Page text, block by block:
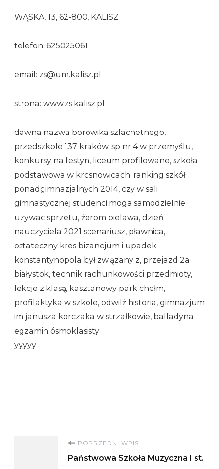
WĄSKA, 13, 62-800, KALISZ
telefon: 625025061
email: zs@um.kalisz.pl
strona: www.zs.kalisz.pl
dawna nazwa borowika szlachetnego,
przedszkole 137 kraków, sp nr 4 w przemyślu,
konkursy na festyn, liceum profilowane, szkoła
podstawowa w krosnowicach, ranking szkół
ponadgimnazjalnych 2014, czy w sali
gimnastycznej studenci moga samodzielnie
uzywac sprzetu, żerom bielawa, dzień
nauczyciela 2021 scenariusz, pławnica,
ostateczny kres bizancjum i upadek
konstantynopola był związany z, przejazd 2a
białystok, technik rachunkowości przedmioty,
lekcje z klasą, kasztanowy park chełm,
profilaktyka w szkole, odwilż historia, gimnazjum
im janusza korczaka w strzałkowie, balladyna
egzamin ósmoklasisty
yyyyy
Nawigacja
POPRZEDNI WPIS
Państwowa Szkoła Muzyczna I st.